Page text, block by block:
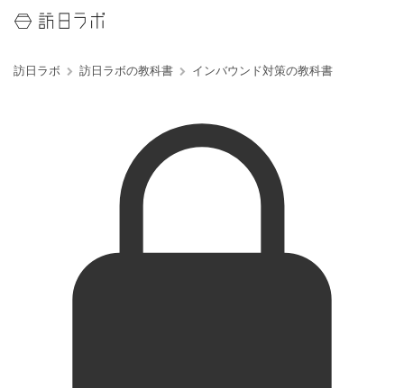
訪日ラボ 訪日ラボの教科書 インバウンド対策の教科書